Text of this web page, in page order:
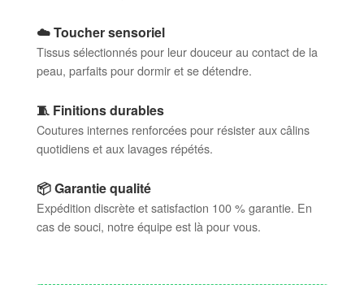
☁️ Toucher sensoriel
Tissus sélectionnés pour leur douceur au contact de la
peau, parfaits pour dormir et se détendre.
🧵 Finitions durables
Coutures internes renforcées pour résister aux câlins
quotidiens et aux lavages répétés.
📦 Garantie qualité
Expédition discrète et satisfaction 100 % garantie. En
cas de souci, notre équipe est là pour vous.